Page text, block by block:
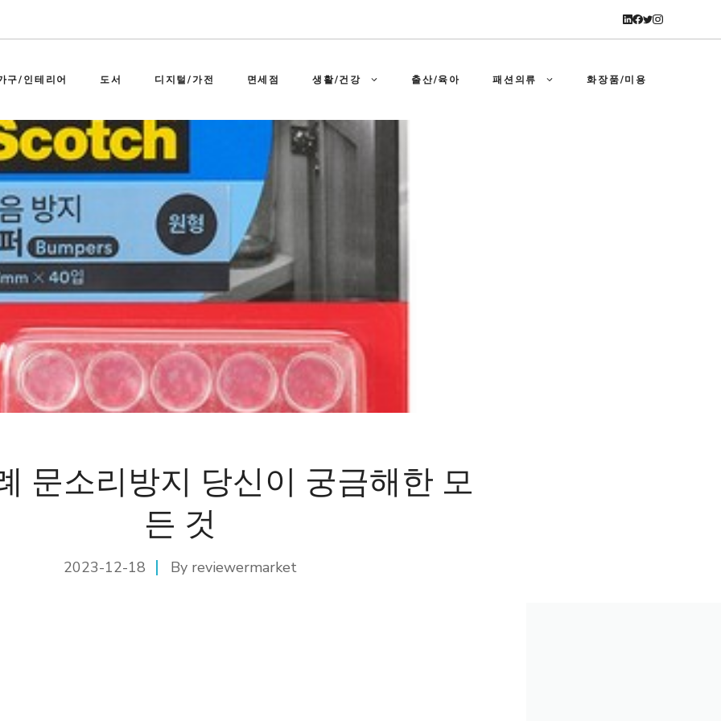
구/인테리어 도서 디지털/가전 면세점 생활/건강 출산/육아 패션의류 화장품/미용
문소리방지 당신이 궁금해한 모
든 것
2023-12-18 By reviewermarket